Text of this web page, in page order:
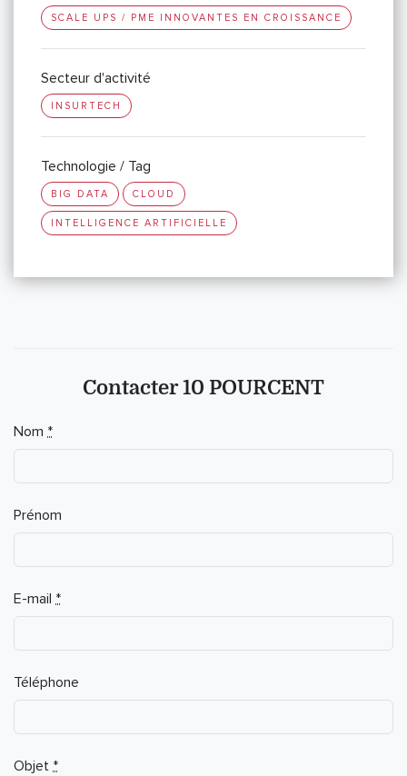
SCALE UPS / PME INNOVANTES EN CROISSANCE
Secteur d'activité
INSURTECH
Technologie / Tag
BIG DATA CLOUD
INTELLIGENCE ARTIFICIELLE
Contacter 10 POURCENT
Nom *
Prénom
E-mail *
Téléphone
Objet *